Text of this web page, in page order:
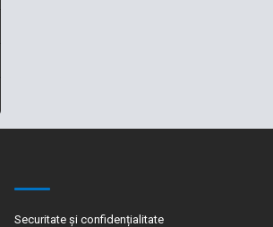
Securitate și confidențialitate